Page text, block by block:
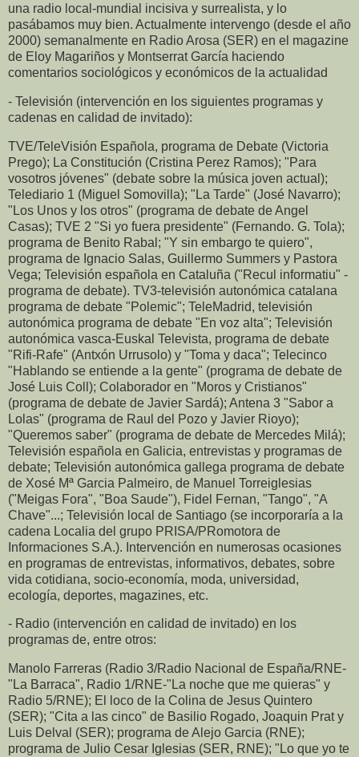
una radio local-mundial incisiva y surrealista, y lo
pasábamos muy bien. Actualmente intervengo (desde el año
2000) semanalmente en Radio Arosa (SER) en el magazine
de Eloy Magariños y Montserrat García haciendo
comentarios sociológicos y económicos de la actualidad
- Televisión (intervención en los siguientes programas y
cadenas en calidad de invitado):
TVE/TeleVisión Española, programa de Debate (Victoria
Prego); La Constitución (Cristina Perez Ramos); "Para
vosotros jóvenes" (debate sobre la música joven actual);
Telediario 1 (Miguel Somovilla); "La Tarde" (José Navarro);
"Los Unos y los otros" (programa de debate de Angel
Casas); TVE 2 "Si yo fuera presidente" (Fernando. G. Tola);
programa de Benito Rabal; "Y sin embargo te quiero",
programa de Ignacio Salas, Guillermo Summers y Pastora
Vega; Televisión española en Cataluña ("Recul informatiu" -
programa de debate). TV3-televisión autonómica catalana
programa de debate "Polemic"; TeleMadrid, televisión
autonómica programa de debate "En voz alta"; Televisión
autonómica vasca-Euskal Televista, programa de debate
"Rifi-Rafe" (Antxón Urrusolo) y "Toma y daca"; Telecinco
"Hablando se entiende a la gente" (programa de debate de
José Luis Coll); Colaborador en "Moros y Cristianos"
(programa de debate de Javier Sardá); Antena 3 "Sabor a
Lolas" (programa de Raul del Pozo y Javier Rioyo);
"Queremos saber" (programa de debate de Mercedes Milá);
Televisión española en Galicia, entrevistas y programas de
debate; Televisión autonómica gallega programa de debate
de Xosé Mª Garcia Palmeiro, de Manuel Torreiglesias
("Meigas Fora", "Boa Saude"), Fidel Fernan, "Tango", "A
Chave"...; Televisión local de Santiago (se incorporaría a la
cadena Localia del grupo PRISA/PRomotora de
Informaciones S.A.). Intervención en numerosas ocasiones
en programas de entrevistas, informativos, debates, sobre
vida cotidiana, socio-economía, moda, universidad,
ecología, deportes, magazines, etc.
- Radio (intervención en calidad de invitado) en los
programas de, entre otros:
Manolo Farreras (Radio 3/Radio Nacional de España/RNE-
"La Barraca", Radio 1/RNE-"La noche que me quieras" y
Radio 5/RNE); El loco de la Colina de Jesus Quintero
(SER); "Cita a las cinco" de Basilio Rogado, Joaquin Prat y
Luis Delval (SER); programa de Alejo Garcia (RNE);
programa de Julio Cesar Iglesias (SER, RNE); "Lo que yo te